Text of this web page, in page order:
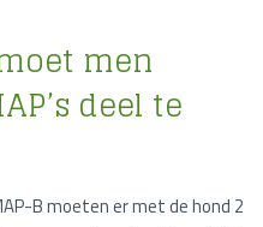
men
deel te
B moeten er met de hond 2